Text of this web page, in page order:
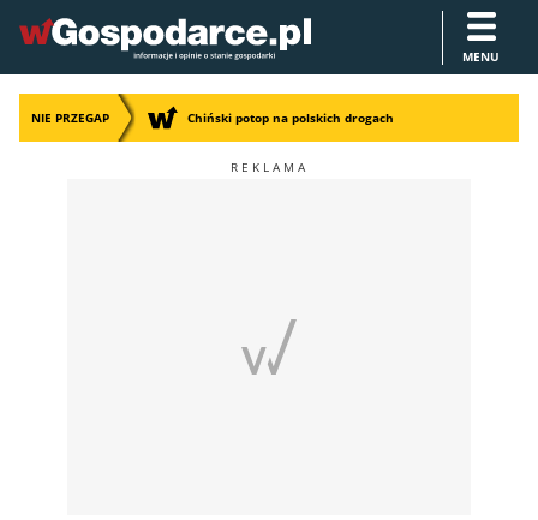
MENU
NIE PRZEGAP Chiński potop na polskich drogach